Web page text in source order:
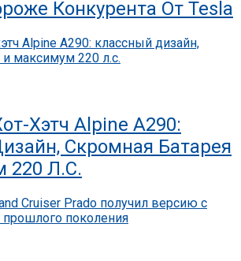
Конкурента От Tesla
Хэтч Alpine A290:
Скромная Батарея
220 Л.с.